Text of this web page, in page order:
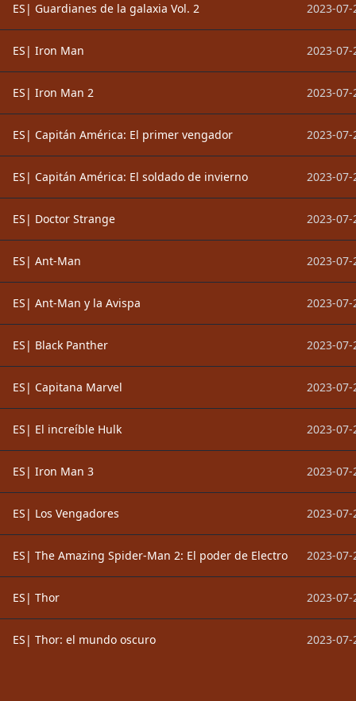
ES| Guardianes de la galaxia Vol. 2 2023-
ES| Iron Man 2023-
ES| Iron Man 2 2023-
ES| Capitán América: El primer vengador 2023-
ES| Capitán América: El soldado de invierno 2023-
ES| Doctor Strange 2023-
ES| Ant-Man 2023-
ES| Ant-Man y la Avispa 2023-
ES| Black Panther 2023-
ES| Capitana Marvel 2023-
ES| El increíble Hulk 2023-
ES| Iron Man 3 2023-
ES| Los Vengadores 2023-
ES| The Amazing Spider-Man 2: El poder de Electro 2023-
ES| Thor 2023-
ES| Thor: el mundo oscuro 2023-